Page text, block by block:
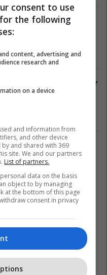
koha e
e klanore në
2021
mbështetjen për
së Inteligjencës
consent to use
the following
content, advertising and
research and
on a device
and information from
and other device
and shared with 369
site. We and our partners
List of partners.
data on the basis
object to by managing
at the bottom of this page
consent in privacy